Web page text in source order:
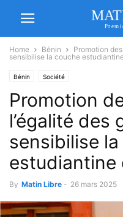
Home Bénin
Promotion des
sensibilise la couche
Bénin Société
Promotion
l’égalité des
sensibilise
estudiantine
By Matin Libre - 26 mars 2025